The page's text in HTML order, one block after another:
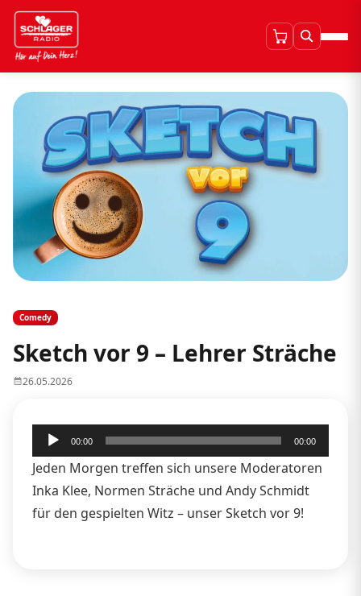
Comedy
Sketch vor 9 – Lehrer Sträche
26.05.2026
Audio-
Player
00:00 00:00
Jeden Morgen treffen sich unsere Moderatoren
Inka Klee, Normen Sträche und Andy Schmidt
für den gespielten Witz – unser Sketch vor 9!